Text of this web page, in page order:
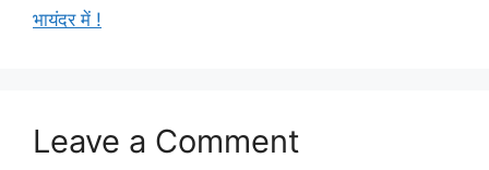
भायंदर में !
Leave a Comment